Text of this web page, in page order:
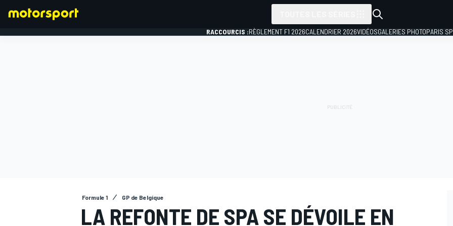
RACCOURCIS :RÈGLEMENT F1 2026CALENDRIER 2026VIDÉOSGALERIES PHOTOPARIS
Formule 1 GP de Belgique
LA REFONTE DE SPA SE DÉVOILE EN